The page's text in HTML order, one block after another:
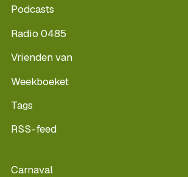
Podcasts
Radio 0485
Vrienden van
Weekboeket
Tags
RSS-feed
Carnaval